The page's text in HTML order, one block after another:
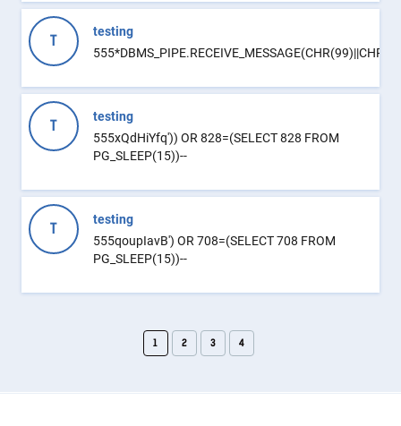
T
testing
T
testing
555xQdHiYfq')) OR 828=(SELECT 828 FROM
PG_SLEEP(15))--
T
testing
555qoupIavB') OR 708=(SELECT 708 FROM
PG_SLEEP(15))--
1 2 3 4